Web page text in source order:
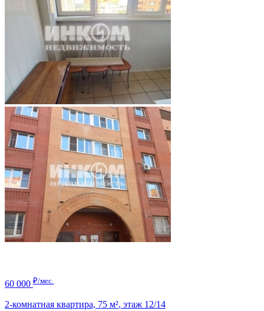
60 000 ₽/мес.
2-комнатная квартира, 75 м², этаж 12/14